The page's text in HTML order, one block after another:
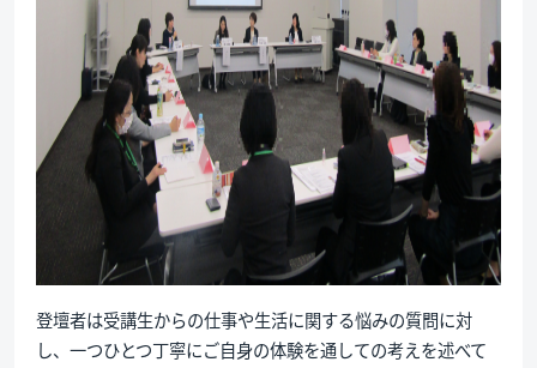
登壇者は受講生からの仕事や生活に関する悩みの質問に対
し、一つひとつ丁寧にご自身の体験を通しての考えを述べて